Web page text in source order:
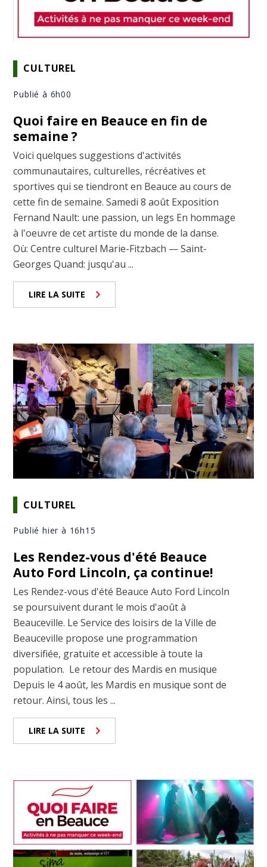
CULTUREL
Publié à 6h00
Quoi faire en Beauce en fin de
semaine ?
Voici quelques suggestions d'activités
communautaires, culturelles, récréatives et
sportives qui se tiendront en Beauce au cours de
cette fin de semaine. Samedi 8 août Exposition
Fernand Nault: une passion, un legs En hommage
à l'oeuvre de cet artiste du monde de la danse.
Où: Centre culturel Marie-Fitzbach — Saint-
Georges Quand: jusqu'au ...
LIRE LA SUITE
CULTUREL
Publié hier à 16h15
Les Rendez-vous d'été Beauce
Auto Ford Lincoln, ça continue!
Les Rendez-vous d'été Beauce Auto Ford Lincoln
se poursuivent durant le mois d'août à
Beauceville. Le Service des loisirs de la Ville de
Beauceville propose une programmation
diversifiée, gratuite et accessible à toute la
population. Le retour des Mardis en musique
Depuis le 4 août, les Mardis en musique sont de
retour. Ainsi, tous les ...
LIRE LA SUITE